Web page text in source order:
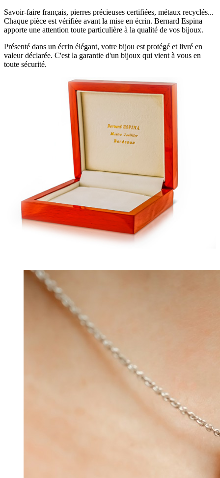
Savoir-faire français, pierres précieuses certifiées, métaux recyclés...
Chaque pièce est vérifiée avant la mise en écrin. Bernard Espina
apporte une attention toute particulière à la qualité de vos bijoux.
Présenté dans un écrin élégant, votre bijou est protégé et livré en
valeur déclarée. C'est la garantie d'un bijoux qui vient à vous en
toute sécurité.